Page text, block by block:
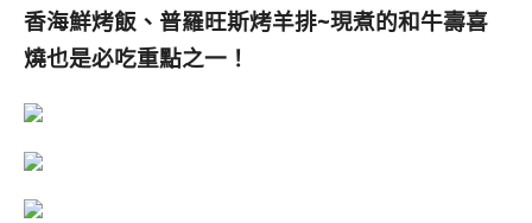
香海鮮烤飯、普羅旺斯烤羊排~現煮的和牛壽喜
燒也是必吃重點之一！